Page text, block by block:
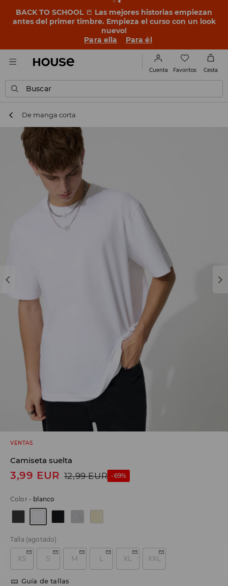
BACK TO SCHOOL 📒 Las mejores historias empiezan
antes del primer timbre. Empieza el curso con un look
nuevo!
Para ella
Para él
Cuenta Favoritos Cesta
Buscar
De manga corta
VENTAS
Camiseta suelta
3,99 EUR 12,99 EUR -69%
Color- blanco
Talla (agotado)
XS S M L XL XXL
Guía de tallas